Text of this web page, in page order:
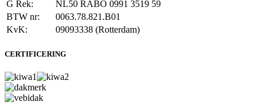
G Rek:
NL50 RABO 0991 3519 59
BTW nr:
0063.78.821.B01
KvK:
09093338 (Rotterdam)
CERTIFICERING